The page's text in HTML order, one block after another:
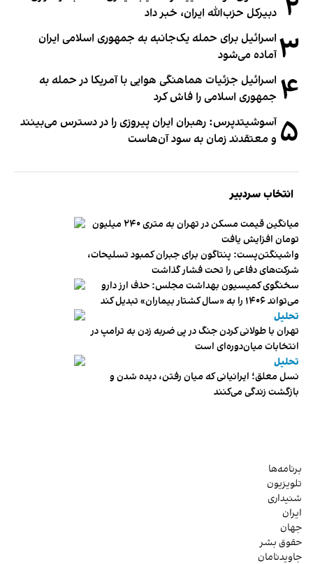
دبیر‌کل حزب‌الله ایران، خبر داد
۳ اسرائیل برای حمله یک‌جانبه به جمهوری اسلامی ایران
آماده می‌شود
۴ اسرائیل جزئیات هماهنگی هوایی با آمریکا در حمله به
جمهوری اسلامی را فاش کرد
۵ آسوشیتدپرس: رهبران ایران پیروزی را در دسترس می‌بینند
و معتقدند زمان به سود آن‌هاست
انتخاب سردبیر
میانگین قیمت مسکن در تهران به متری ۲۴۰ میلیون
تومان افزایش یافت
واشینگتن‌پست: پنتاگون برای جبران کمبود تسلیحات،
شرکت‌های دفاعی را تحت فشار گذاشت
سخنگوی کمیسیون بهداشت مجلس: حذف ارز دارو
می‌تواند ۱۴۰۶ را به «سال کشتار بیماران» تبدیل کند
تحلیل
تهران با طولانی کردن جنگ در پی ضربه زدن به ترامپ در
انتخابات میان‌دوره‌ای است
تحلیل
نسل معلق؛ ایرانیانی که میان رفتن، دیده شدن و
بازگشت زندگی می‌کنند
برنامه‌ها
تلویزیون
شنیداری
ایران
جهان
حقوق بشر
جاویدنامان